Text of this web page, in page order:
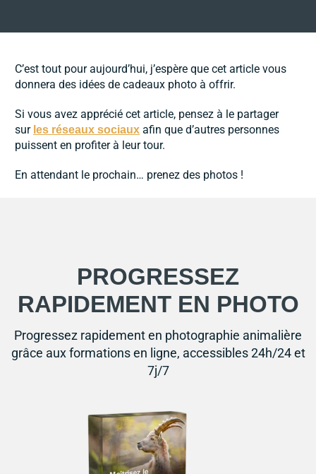
C’est tout pour aujourd’hui, j’espère que cet article vous
donnera des idées de cadeaux photo à offrir.
Si vous avez apprécié cet article, pensez à le partager
sur les réseaux sociaux afin que d’autres personnes
puissent en profiter à leur tour.
En attendant le prochain… prenez des photos !
PROGRESSEZ
RAPIDEMENT EN PHOTO
Progressez rapidement en photographie animalière
grâce aux formations en ligne, accessibles 24h/24 et
7j/7